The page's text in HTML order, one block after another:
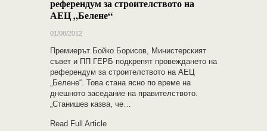
референдум за строителството на
АЕЦ „Белене“
01/08/2012
Премиерът Бойко Борисов, Министерският
съвет и ПП ГЕРБ подкрепят провеждането на
референдум за строителството на АЕЦ
„Белене“. Това стана ясно по време на
днешното заседание на правителството.
„Станишев казва, че…
Read Full Article